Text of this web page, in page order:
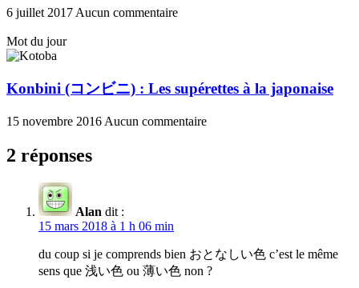
6 juillet 2017 Aucun commentaire
Mot du jour
Konbini (コンビニ) : Les supérettes à la japonaise
15 novembre 2016 Aucun commentaire
2 réponses
Alan dit :
15 mars 2018 à 1 h 06 min
du coup si je comprends bien おとなしい色 c’est le même
sens que 浅い色 ou 薄い色 non ?